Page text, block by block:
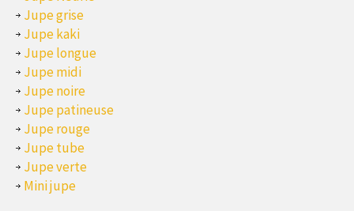
Jupe grise
Jupe kaki
Jupe longue
Jupe midi
Jupe noire
Jupe patineuse
Jupe rouge
Jupe tube
Jupe verte
Mini jupe